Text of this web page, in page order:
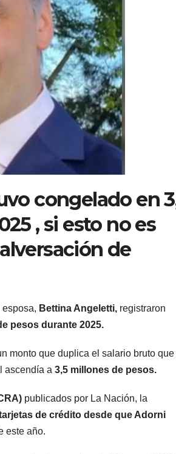
congelado en
, si esto no es
de
esposa, Bettina Angeletti, registraron
pesos durante 2025.
monto que duplica el salario bruto que
ascendía a 3,5 millones de pesos.
publicados por La Nación, la
de crédito desde que Adorni
este año.